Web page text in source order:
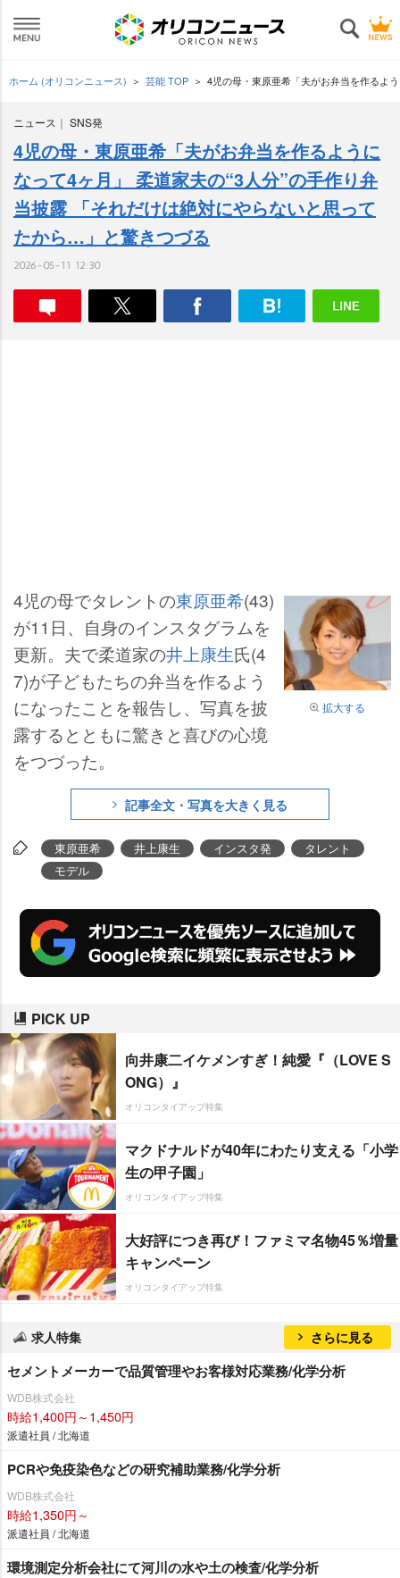
ホーム (オリコンニュース) 芸能 TOP 4児の母・東原亜希「夫がお弁当を作るよ
ニュース SNS発
4児の母・東原亜希「夫がお弁当を作るように
なって4ヶ月」 柔道家夫の“3人分”の手作り弁
当披露 「それだけは絶対にやらないと思って
たから…」と驚きつづる
2026-05-11 12:30
拡大する
4児の母でタレントの東原亜希(43)
が11日、自身のインスタグラムを
更新。夫で柔道家の井上康生氏(4
7)が子どもたちの弁当を作るよう
になったことを報告し、写真を披
露するとともに驚きと喜びの心境
をつづった。
記事全文・写真を大きく見る
東原亜希 井上康生 インスタ発
タレント
モデル
PICK UP
向井康二イケメンすぎ！純愛『（LOVE S
ONG）』
オリコンタイアップ特集
マクドナルドが40年にわたり支える「小学
生の甲子園」
オリコンタイアップ特集
大好評につき再び！ファミマ名物45％増量
キャンペーン
オリコンタイアップ特集
求人特集 さらに見る
セメントメーカーで品質管理やお客様対応業務/化学分析
WDB株式会社
時給1,400円～1,450円
派遣社員 / 北海道
PCRや免疫染色などの研究補助業務/化学分析
WDB株式会社
時給1,350円～
派遣社員 / 北海道
環境測定分析会社にて河川の水や土の検査/化学分析